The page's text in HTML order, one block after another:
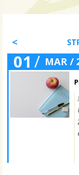
01 / MAR /